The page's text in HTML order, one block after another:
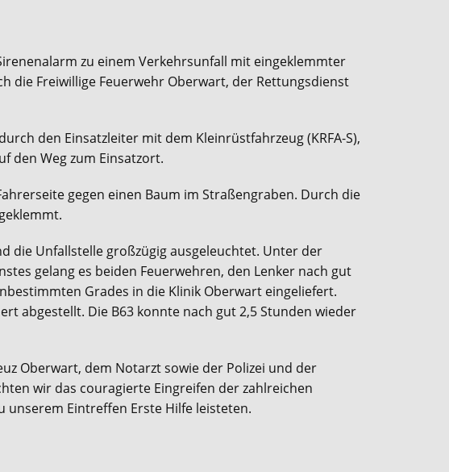
zu einem Verkehrsunfall mit eingeklemmter
die Freiwillige Feuerwehr Oberwart, der Rettungsdienst
den Einsatzleiter mit dem Kleinrüstfahrzeug (KRFA-S),
den Weg zum Einsatzort.
gegen einen Baum im Straßengraben. Durch die
die Unfallstelle großzügig ausgeleuchtet. Unter der
gelang es beiden Feuerwehren, den Lenker nach gut
Grades in die Klinik Oberwart eingeliefert.
abgestellt. Die B63 konnte nach gut 2,5 Stunden wieder
Oberwart, dem Notarzt sowie der Polizei und der
wir das couragierte Eingreifen der zahlreichen
unserem Eintreffen Erste Hilfe leisteten.